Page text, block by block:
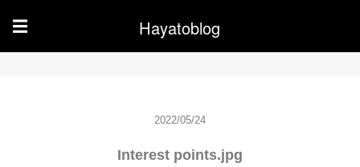
☰ Hayatoblog
2022/05/24
Interest points.jpg